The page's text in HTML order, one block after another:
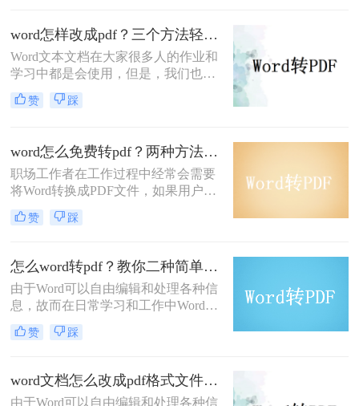
版本的系统开启文件时，文件内容和
字体格式排版基本不受影响。
word怎样改成pdf？三个方法轻松解决!
Word文本文档在大家很多人的作业和
学习中都是会使用，但是，我们也都
知道，它在传递和储存等方面而言，
是比不上PDF文档的。终究，PDF文
输大文件的情况下，大部分人都是会
选择将word改成pdf，那么word怎样
改成pdf呢？一起看看下面这三个方法
吧。
赞 踩
word怎么免费转pdf？两种方法轻松转换！
职场工作者在工作过程中经常会需要
将Word转换成PDF文件，如果用户直
接在Word软件中转换，操作相对比较
麻烦，如果需要将大量的Word文件转
很浪费时间。目前有什么方法可以快
速的将Word文件转换成PDF文件呢？
目前网络上Word转换成PDF转换器基
本都是收费的，那么word怎么免费转
pdf呢？下面一起看看吧。
赞 踩
怎么word转pdf？教你二种简单快速的转换方法！
由于Word可以自由编辑和处理各种信
息，故而在日常学习和工作中Word文
档经常被我们使用。但是，在一些特
殊需求下，我们需要将Word文档中的
传输和分享后没有乱码问题。那么，
怎么word转pdf呢？接下来分享二种实
赞 踩
word文档怎么改成pdf格式文件？码住这三种方法！
由于Word可以自由编辑和处理各种信